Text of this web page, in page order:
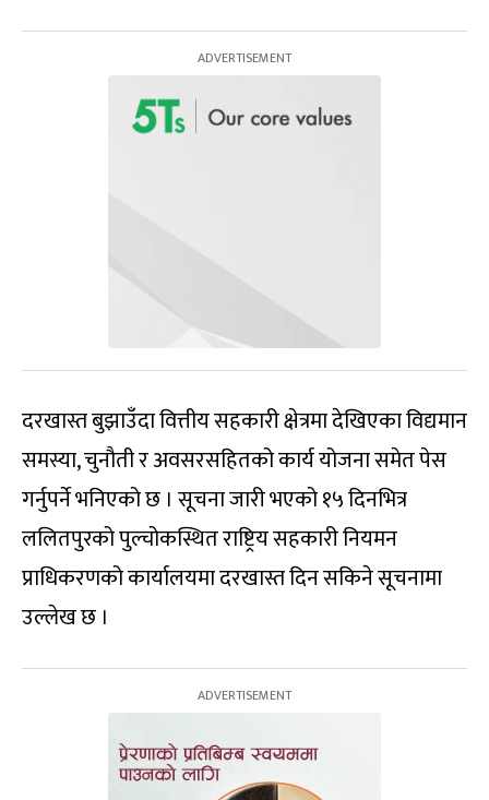
दरखास्त बुझाउँदा वित्तीय सहकारी क्षेत्रमा देखिएका विद्यमान
समस्या, चुनौती र अवसरसहितको कार्य योजना समेत पेस
गर्नुपर्ने भनिएको छ । सूचना जारी भएको १५ दिनभित्र
ललितपुरको पुल्चोकस्थित राष्ट्रिय सहकारी नियमन
प्राधिकरणको कार्यालयमा दरखास्त दिन सकिने सूचनामा
उल्लेख छ ।